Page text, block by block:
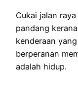
Cukai jalan
pandang
kenderaan
berperanan
adalah hidup.